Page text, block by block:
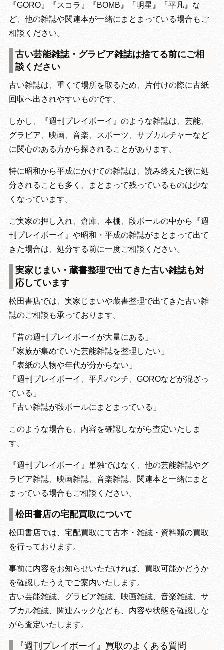
『GORO』『スコラ』『BOMB』『明星』『平凡』な
ど、他の雑誌や関連本が一緒にまとまっている場合もご
相談ください。
古い芸能雑誌・グラビア雑誌は捨てる前にご相
談ください
古い雑誌は、重くて場所を取るため、片付けの際に古紙
回収へ出されやすいものです。
しかし、『週刊プレイボーイ』のような雑誌は、芸能、
グラビア、映画、音楽、スポーツ、サブカルチャーなど
に関心のある方から探されることがあります。
特に昭和から平成にかけての雑誌は、読み終えた後に処
分されることも多く、まとまって残っているものは少な
くなっています。
ご実家の押し入れ、倉庫、本棚、段ボールの中から『週
刊プレイボーイ』や昭和・平成の雑誌がまとまって出て
きた場合は、処分する前に一度ご相談ください。
実家じまい・蔵書整理で出てきた古い雑誌も対
応しています
松田書店では、実家じまいや蔵書整理で出てきた古い雑
誌のご相談も承っております。
「昔の週刊プレイボーイが大量にある」
「家族が集めていた芸能雑誌を整理したい」
「表紙の人物や年代が分からない」
「週刊プレイボーイ、平凡パンチ、GOROなどが混ざっ
ている」
「古い雑誌が段ボールにまとまっている」
このような場合も、内容を確認しながら査定いたしま
す。
『週刊プレイボーイ』単独ではなく、他の芸能雑誌やグ
ラビア雑誌、映画雑誌、音楽雑誌、関連本と一緒にまと
まっている場合もご相談ください。
松田書店の宅配買取について
松田書店では、宅配買取にて古本・雑誌・資料類の買取
を行っております。
事前に内容をお知らせいただければ、買取可能かどうか
を確認したうえでご案内いたします。
古い芸能雑誌、グラビア雑誌、映画雑誌、音楽雑誌、サ
ブカル雑誌、関連ムックなども、内容や状態を確認しな
がら査定いたします。
『週刊プレイボーイ』買取のよくある質問